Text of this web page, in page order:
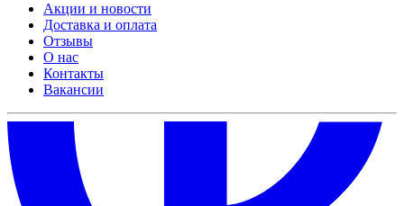
Акции и новости
Доставка и оплата
Отзывы
О нас
Контакты
Вакансии